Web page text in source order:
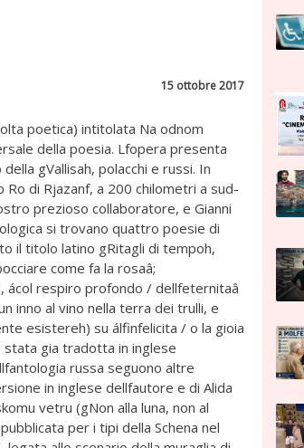
15 ottobre 2017
poetica) intitolata Na odnom
della poesia. Lfopera presenta
gVallisah, polacchi e russi. In
di Rjazanf, a 200 chilometri a sud-
prezioso collaboratore, e Gianni
si trovano quattro poesie di
il titolo latino gRitagli di tempoh,
come fa la rosaâ;
respiro profondo / dellfeternitaâ
inno al vino nella terra dei trulli, e
esistereh) su álfinfelicita / o la gioia
stata gia tradotta in inglese
russa seguono altre
in inglese dellfautore e di Alida
vetru (gNon alla luna, non al
per i tipi della Schena nel